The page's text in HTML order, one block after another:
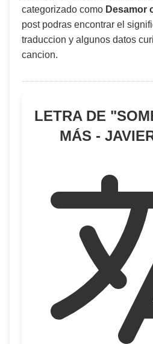
categorizado como Desamor
post podras encontrar el
traduccion y algunos datos
cancion.
LETRA DE "
MÁS -